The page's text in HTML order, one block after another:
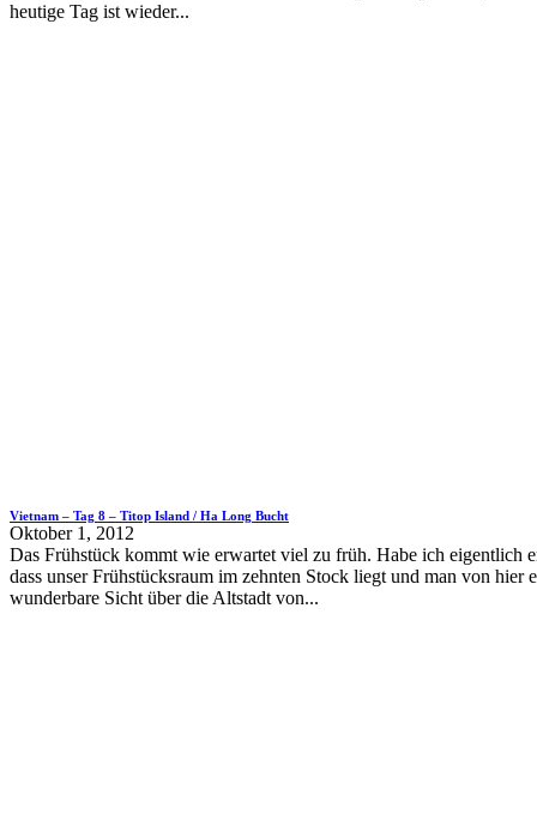
heutige Tag ist wieder...
Vietnam – Tag 8 – Titop Island / Ha Long Bucht
Oktober 1, 2012
Das Frühstück kommt wie erwartet viel zu früh. Habe ich eigentlich
dass unser Frühstücksraum im zehnten Stock liegt und man von hier
wunderbare Sicht über die Altstadt von...